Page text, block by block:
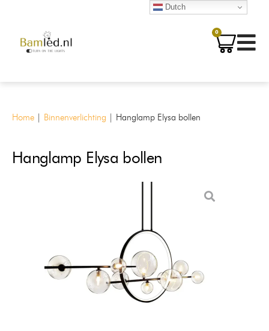
0
Home | Binnenverlichting | Hanglamp Elysa bollen
Hanglamp Elysa bollen
Dutch